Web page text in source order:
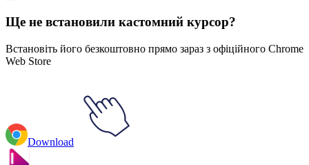
Зоряний м'яч
Ще не встановили кастомний курсор?
Встановіть його безкоштовно прямо зараз з офіційного Chrome
Web Store
Download